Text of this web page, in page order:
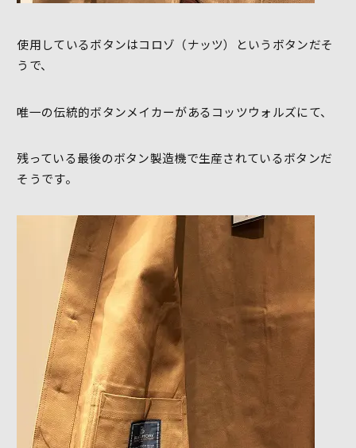
使用しているボタンはコロゾ（ナッツ）というボタンだそ
うで、
唯一の伝統的ボタンメイカーがあるコッツウォルズにて、
残っている最後のボタン製造機で生産されているボタンだ
そうです。